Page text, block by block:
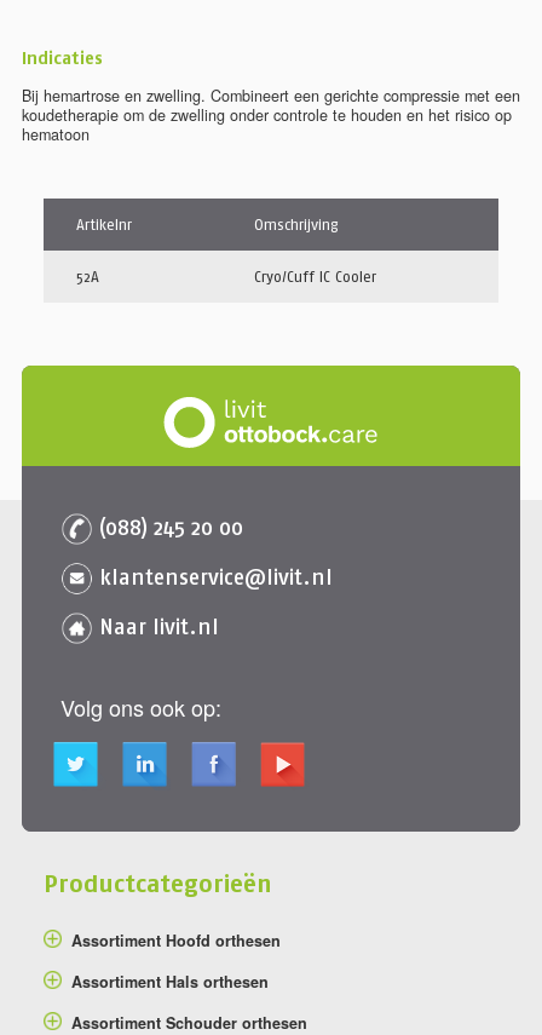
Indicaties
Bij hemartrose en zwelling. Combineert een gerichte compressie met een
koudetherapie om de zwelling onder controle te houden en het risico op
hematoon
Artikelnr Omschrijving
52A Cryo/Cuff IC Cooler
(088) 245 20 00
klantenservice@livit.nl
Naar livit.nl
Volg ons ook op:
Productcategorieën
Assortiment Hoofd orthesen
Assortiment Hals orthesen
Assortiment Schouder orthesen